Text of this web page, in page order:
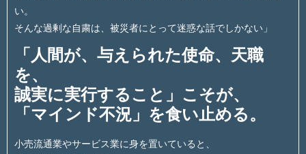
い。
そんな過剰な自粛は、被災者にとって迷惑な話でしかない」
「人間が、与えられた使命、天職
を、
誠実に実行すること」こそが、
「マインド不況」を食い止める。
小売流通業やサービス業に身を置いていると、